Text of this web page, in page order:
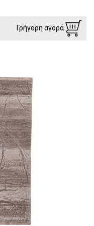
Γρήγορη αγορά